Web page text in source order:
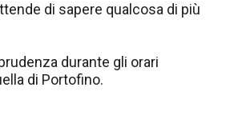
di sapere qualcosa di più
durante gli orari
di Portofino.